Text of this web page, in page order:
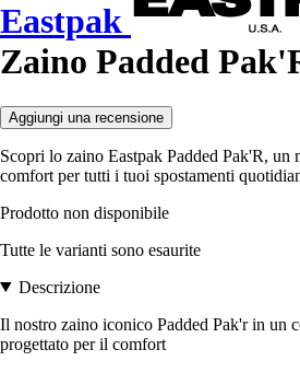
Eastpak
Zaino Padded
Aggiungi una recensione
Scopri lo zaino Eastpak Padded Pak'R, un
comfort per tutti i tuoi spostamenti
Prodotto non disponibile
Tutte le varianti sono esaurite
Descrizione
Il nostro zaino iconico Padded Pak'r in un
progettato per il comfort